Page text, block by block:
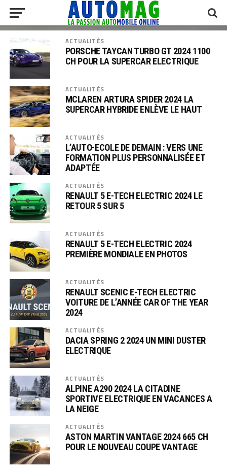
ACTUALITÉS
PORSCHE TAYCAN TURBO GT 2024 1100
CH POUR LA SUPERCAR ELECTRIQUE
ACTUALITÉS
MCLAREN ARTURA SPIDER 2024 LA
SUPERCAR HYBRIDE ENLÈVE LE HAUT
ACTUALITÉS
L’AUTO-ECOLE DE DEMAIN : VERS UNE
FORMATION PLUS PERSONNALISÉE ET
ADAPTÉE
ACTUALITÉS
RENAULT 5 E-TECH ELECTRIC 2024 LE
RETOUR 5 SUR 5
ACTUALITÉS
RENAULT 5 E-TECH ELECTRIC 2024
PREMIÈRE MONDIALE EN PHOTOS
ACTUALITÉS
RENAULT SCENIC E-TECH ELECTRIC
VOITURE DE L’ANNÉE CAR OF THE YEAR
2024
ACTUALITÉS
DACIA SPRING 2 2024 UN MINI DUSTER
ELECTRIQUE
ACTUALITÉS
ALPINE A290 2024 LA CITADINE
SPORTIVE ELECTRIQUE EN VACANCES A
LA NEIGE
ACTUALITÉS
ASTON MARTIN VANTAGE 2024 665 CH
POUR LE NOUVEAU COUPE VANTAGE